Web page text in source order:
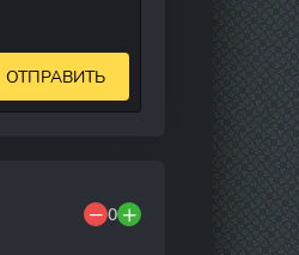
ОТПРАВИТЬ
0